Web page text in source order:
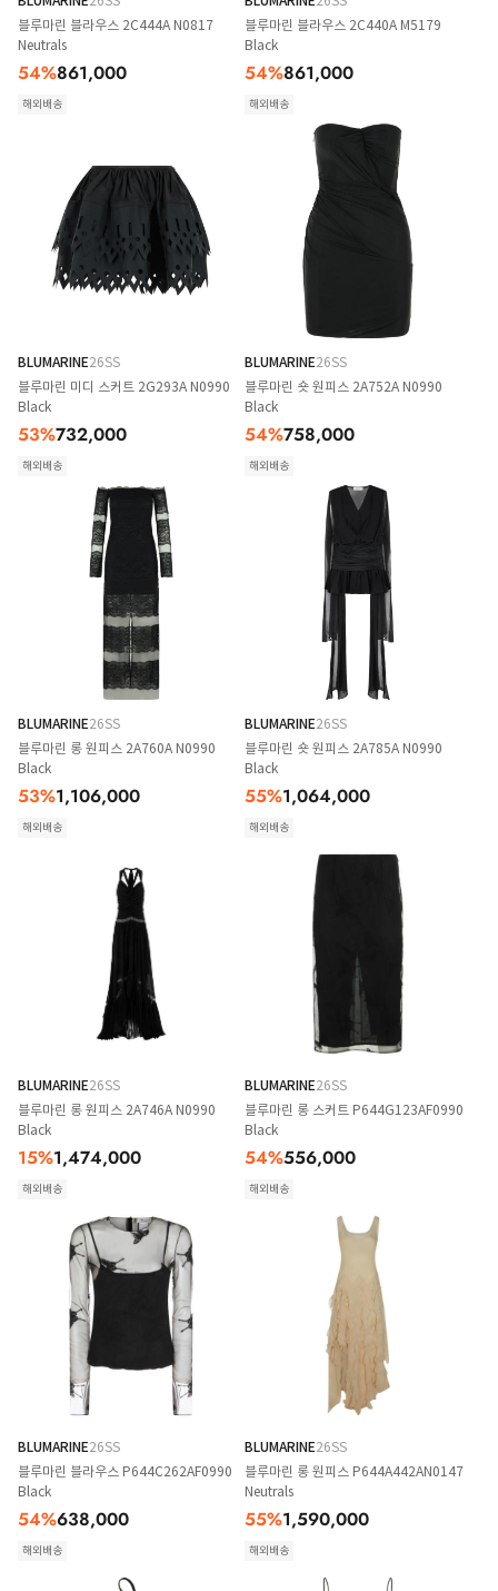
블루마린 블라우스 2C444A N0817
Neutrals
54%861,000
해외배송
블루마린 블라우스 2C440A M5179
Black
54%861,000
해외배송
BLUMARINE26SS
블루마린 미디 스커트 2G293A N0990
Black
53%732,000
해외배송
BLUMARINE26SS
블루마린 숏 원피스 2A752A N0990
Black
54%758,000
해외배송
BLUMARINE26SS
블루마린 롱 원피스 2A760A N0990
Black
53%1,106,000
해외배송
BLUMARINE26SS
블루마린 숏 원피스 2A785A N0990
Black
55%1,064,000
해외배송
BLUMARINE26SS
블루마린 롱 원피스 2A746A N0990
Black
15%1,474,000
해외배송
BLUMARINE26SS
블루마린 롱 스커트 P644G123AF0990
Black
54%556,000
해외배송
BLUMARINE26SS
블루마린 블라우스 P644C262AF0990
Black
54%638,000
해외배송
BLUMARINE26SS
블루마린 롱 원피스 P644A442AN0147
Neutrals
55%1,590,000
해외배송